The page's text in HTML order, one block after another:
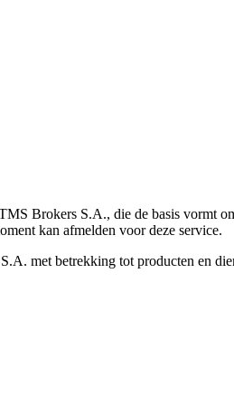
Brokers S.A., die de basis vormt
kan afmelden voor deze service.
met betrekking tot producten en